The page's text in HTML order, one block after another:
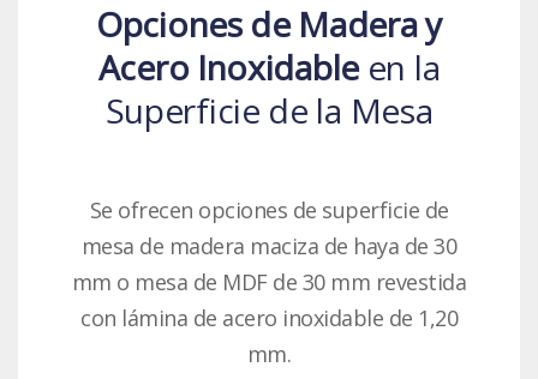
Opciones de Madera y
Acero Inoxidableen la
Superficie de la Mesa
Se ofrecen opciones de superficie de
mesa de madera maciza de haya de 30
mm o mesa de MDF de 30 mm revestida
con lámina de acero inoxidable de 1,20
mm.